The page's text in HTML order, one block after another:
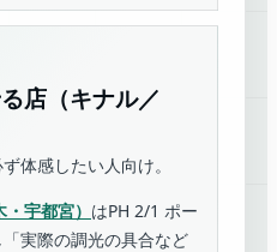
店（キナル／
体感したい人向け。
宇都宮） はPH 2/1 ポー
実際の調光の具合など